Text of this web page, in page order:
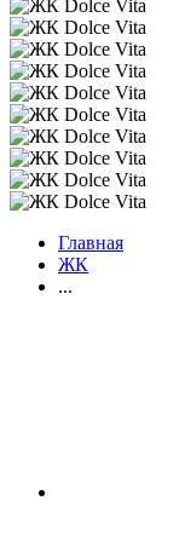
Главная
ЖК
...